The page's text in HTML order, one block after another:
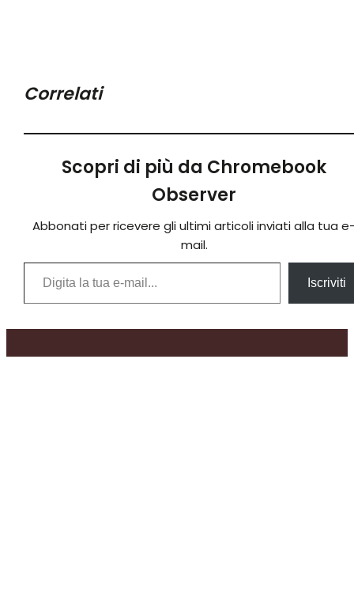
Correlati
Scopri di più da Chromebook
Observer
Abbonati per ricevere gli ultimi articoli inviati alla tua
mail.
Digita la tua e-mail...
Iscriviti